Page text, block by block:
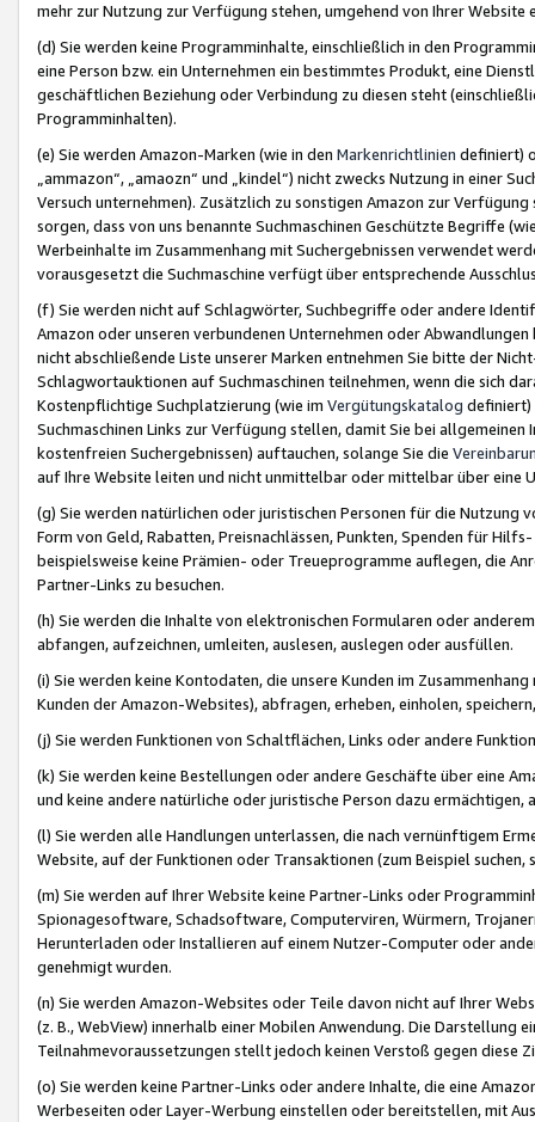
mehr zur Nutzung zur Verfügung stehen, umgehend von Ihrer
(d) Sie werden keine Programminhalte, einschließlich in den
eine Person bzw. ein Unternehmen ein bestimmtes Produkt, eine
geschäftlichen Beziehung oder Verbindung zu diesen steht
Programminhalten).
(e) Sie werden Amazon-Marken (wie in den Markenrichtlinien definiert)
„ammazon“, „amaozn“ und „kindel“) nicht zwecks Nutzung in einer
Versuch unternehmen). Zusätzlich zu sonstigen Amazon zur
sorgen, dass von uns benannte Suchmaschinen Geschützte Begriffe
Werbeinhalte im Zusammenhang mit Suchergebnissen verwendet
vorausgesetzt die Suchmaschine verfügt über entsprechende
(f) Sie werden nicht auf Schlagwörter, Suchbegriffe oder andere
Amazon oder unseren verbundenen Unternehmen oder
nicht abschließende Liste unserer Marken entnehmen Sie bitte der
Schlagwortauktionen auf Suchmaschinen teilnehmen, wenn die sich
Kostenpflichtige Suchplatzierung (wie im Vergütungskatalog definiert)
Suchmaschinen Links zur Verfügung stellen, damit Sie bei
kostenfreien Suchergebnissen) auftauchen, solange Sie die
auf Ihre Website leiten und nicht unmittelbar oder mittelbar über eine
(g) Sie werden natürlichen oder juristischen Personen für die Nutzung
Form von Geld, Rabatten, Preisnachlässen, Punkten, Spenden für
beispielsweise keine Prämien- oder Treueprogramme auflegen, die
Partner-Links zu besuchen.
(h) Sie werden die Inhalte von elektronischen Formularen oder
abfangen, aufzeichnen, umleiten, auslesen, auslegen oder ausfüllen.
(i) Sie werden keine Kontodaten, die unsere Kunden im
Kunden der Amazon-Websites), abfragen, erheben, einholen,
(j) Sie werden Funktionen von Schaltflächen, Links oder andere
(k) Sie werden keine Bestellungen oder andere Geschäfte über eine
und keine andere natürliche oder juristische Person dazu
(l) Sie werden alle Handlungen unterlassen, die nach vernünftigem
Website, auf der Funktionen oder Transaktionen (zum Beispiel
(m) Sie werden auf Ihrer Website keine Partner-Links oder
Spionagesoftware, Schadsoftware, Computerviren, Würmern,
Herunterladen oder Installieren auf einem Nutzer-Computer oder
genehmigt wurden.
(n) Sie werden Amazon-Websites oder Teile davon nicht auf Ihrer
(z. B., WebView) innerhalb einer Mobilen Anwendung. Die Darstellung
Teilnahmevoraussetzungen stellt jedoch keinen Verstoß gegen diese
(o) Sie werden keine Partner-Links oder andere Inhalte, die eine
Werbeseiten oder Layer-Werbung einstellen oder bereitstellen, mit